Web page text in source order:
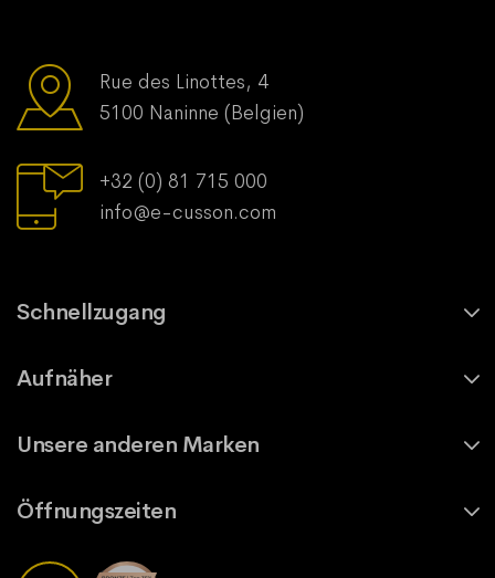
Rue des Linottes, 4
5100 Naninne (Belgien)
+32 (0) 81 715 000
info@e-cusson.com
Schnellzugang
Aufnäher
Unsere anderen Marken
Öffnungszeiten